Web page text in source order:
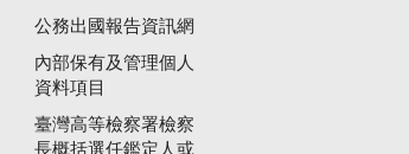
公務出國報告資訊網
內部保有及管理個人
資料項目
臺灣高等檢察署檢察
長概括選任鑑定人或